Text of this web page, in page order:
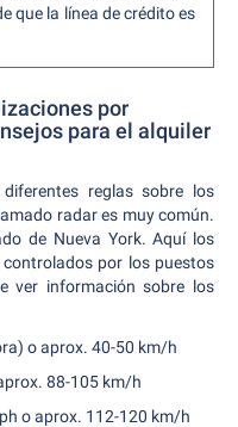
que la línea de crédito es
por
para el alquiler
reglas sobre los
radar es muy común.
de Nueva York. Aquí los
por los puestos
ver información sobre los
o aprox. 40-50 km/h
88-105 km/h
o aprox. 112-120 km/h